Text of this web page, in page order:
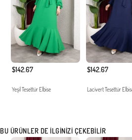
$142.67
Yeşil Tesettür Elbise
$142.67
Lacivert Tesettür
BU ÜRÜNLER DE İLGINIZI ÇEKEBILIR